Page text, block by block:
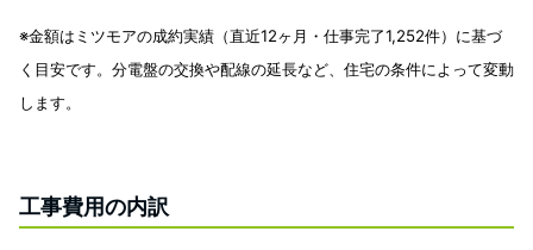
※金額はミツモアの成約実績（直近12ヶ月・仕事完了1,252件）に基づ
く目安です。分電盤の交換や配線の延長など、住宅の条件によって変動
します。
工事費用の内訳